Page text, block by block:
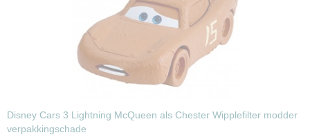
Disney Cars 3 Lightning McQueen als Chester Wipplefilter modder
verpakkingschade